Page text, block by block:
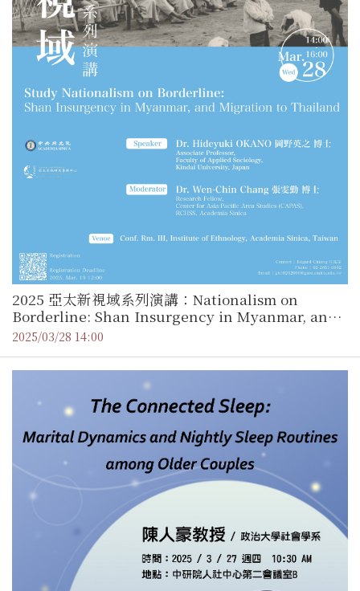
2025 亞太新視域系列演講：Nationalism on
Borderline: Shan Insurgency in Myanmar, and
Migration to Thailand ／ 岡野英之副教授（日本
近畿大學 綜合社會學系）
2025/03/28 14:00